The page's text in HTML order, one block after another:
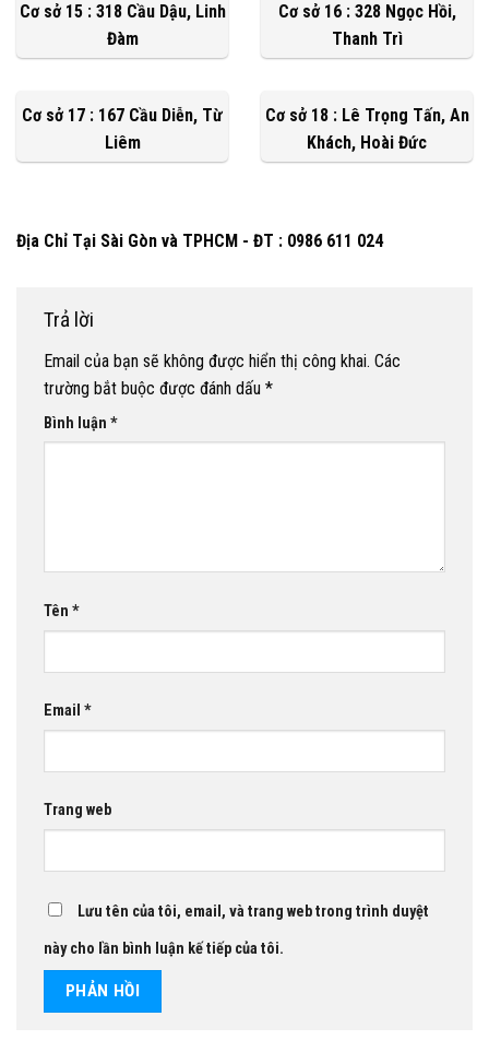
Cơ sở 15 : 318 Cầu Dậu, Linh
Đàm
Cơ sở 16 : 328 Ngọc Hồi,
Thanh Trì
Cơ sở 17 : 167 Cầu Diễn, Từ
Liêm
Cơ sở 18 : Lê Trọng Tấn, An
Khách, Hoài Đức
Địa Chỉ Tại Sài Gòn và TPHCM - ĐT : 0986 611 024
Trả lời
Email của bạn sẽ không được hiển thị công khai. Các
trường bắt buộc được đánh dấu *
Bình luận *
Tên *
Email *
Trang web
Lưu tên của tôi, email, và trang web trong trình duyệt
này cho lần bình luận kế tiếp của tôi.